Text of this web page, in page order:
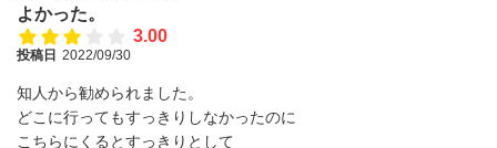
よかった。
3.00
投稿日 2022/09/30
知人から勧められました。
どこに行ってもすっきりしなかったのに
こちらにくるとすっきりとして